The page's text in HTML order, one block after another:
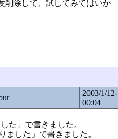
削除して、試してみてはいか
2003/1/12-
00:04
た」で書きました。
ました」で書きました。